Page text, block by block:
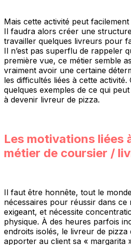
Mais cette activité peut
Il faudra alors créer une
travailler quelques livreurs pour
Il n’est pas superflu de rappeler
première vue, ce métier semble
vraiment avoir une certaine
les difficultés liées à cette activité.
quelques exemples de ce qui
à devenir livreur de pizza.
Les motivations liées
métier de coursier /
Il faut être honnête, tout le
nécessaires pour réussir dans ce
exigeant, et nécessite
physique. À des heures parfois
endroits isolés, le livreur de pizza
apporter au client sa « margarita